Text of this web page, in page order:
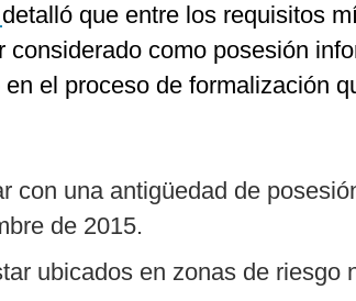
detalló que entre los requisitos
considerado como posesión
en el proceso de formalización
con una antigüedad de
de 2015.
ubicados en zonas de riesgo